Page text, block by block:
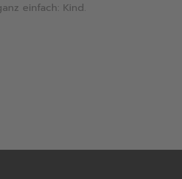
einfach: Kind.